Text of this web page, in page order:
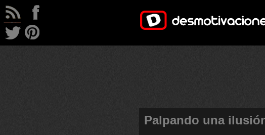
Palpando una